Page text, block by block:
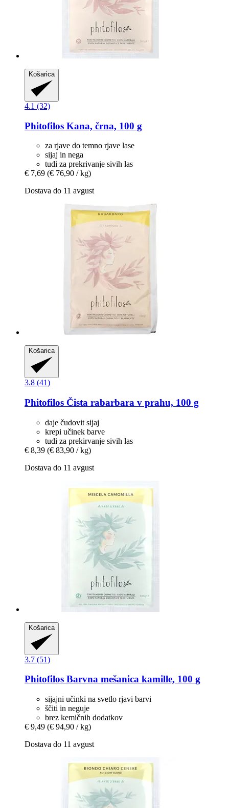
Košarica
4.1 (32)
Phitofilos Kana, črna, 100 g
za rjave do temno rjave lase
sijaj in nega
tudi za prekrivanje sivih las
€ 7,69 (€ 76,90 / kg)
Dostava do 11 avgust
Košarica
3.8 (41)
Phitofilos Čista rabarbara v prahu, 100 g
daje čudovit sijaj
krepi učinek barve
tudi za prekirvanje sivih las
€ 8,39 (€ 83,90 / kg)
Dostava do 11 avgust
Košarica
3.7 (51)
Phitofilos Barvna mešanica kamille, 100 g
sijajni učinki na svetlo rjavi barvi
ščiti in neguje
brez kemičnih dodatkov
€ 9,49 (€ 94,90 / kg)
Dostava do 11 avgust